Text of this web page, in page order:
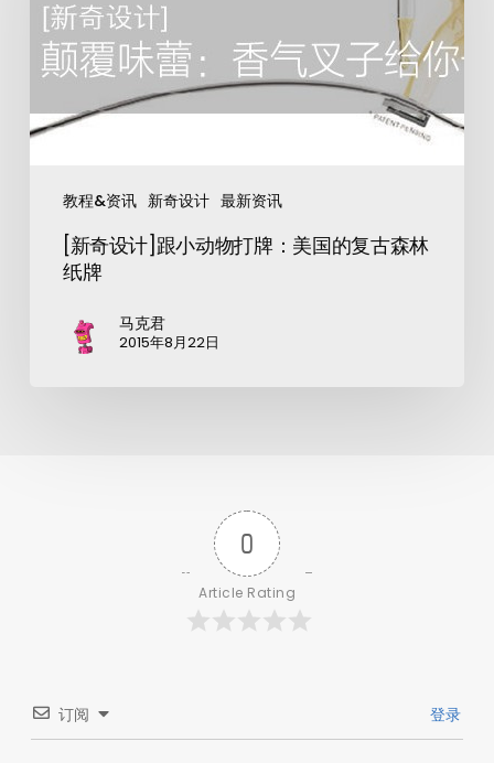
教程&资讯 新奇设计 最新资讯
[新奇设计]跟小动物打牌：美国的复古森林
纸牌
马克君
2015年8月22日
0
Article Rating
订阅 登录